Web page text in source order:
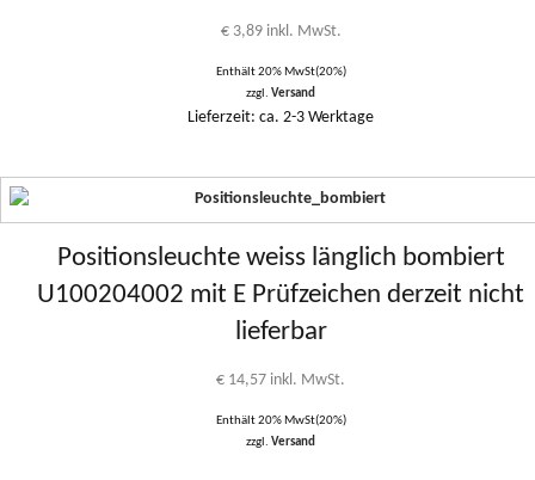
€3,89 inkl. MwSt.
Enthält 20% MwSt(20%)
zzgl.Versand
Lieferzeit: ca. 2-3 Werktage
Positionsleuchte weiss länglich bombiert
U100204002 mit E Prüfzeichen derzeit nicht
lieferbar
€ 14,57 inkl. MwSt.
Enthält 20% MwSt(20%)
zzgl.Versand